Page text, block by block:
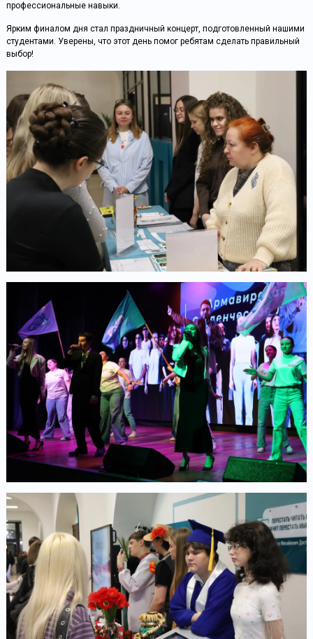
профессиональные навыки.
Ярким финалом дня стал праздничный концерт, подготовленный нашими
студентами. Уверены, что этот день помог ребятам сделать правильный
выбор!